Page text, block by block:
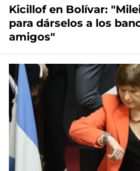
Kicillof en Bolívar:
para dárselos a los
amigos"